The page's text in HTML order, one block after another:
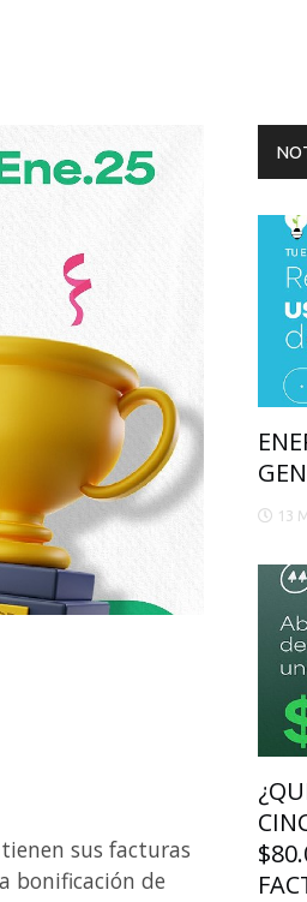
sus facturas
bonificación de
13